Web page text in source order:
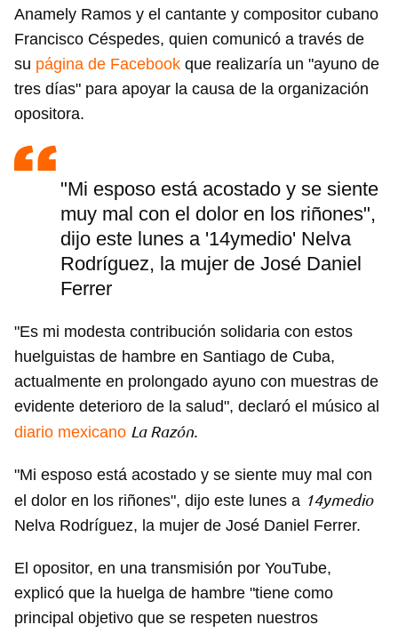
Anamely Ramos y el cantante y compositor cubano
Francisco Céspedes, quien comunicó a través de
su página de Facebook que realizaría un "ayuno de
tres días" para apoyar la causa de la organización
opositora.
"Mi esposo está acostado y se siente
muy mal con el dolor en los riñones",
dijo este lunes a '14ymedio' Nelva
Rodríguez, la mujer de José Daniel
Ferrer
"Es mi modesta contribución solidaria con estos
huelguistas de hambre en Santiago de Cuba,
actualmente en prolongado ayuno con muestras de
evidente deterioro de la salud", declaró el músico al
diario mexicano La Razón.
"Mi esposo está acostado y se siente muy mal con
el dolor en los riñones", dijo este lunes a 14ymedio
Nelva Rodríguez, la mujer de José Daniel Ferrer.
El opositor, en una transmisión por YouTube,
explicó que la huelga de hambre "tiene como
principal objetivo que se respeten nuestros